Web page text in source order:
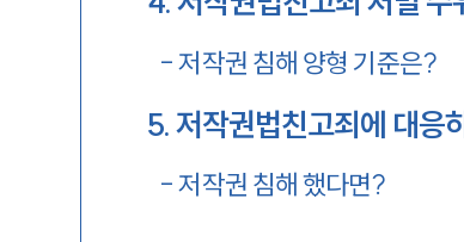
-저작권 침해 양형 기준은?
5.저작권법친고죄에 대응
-저작권 침해 했다면?